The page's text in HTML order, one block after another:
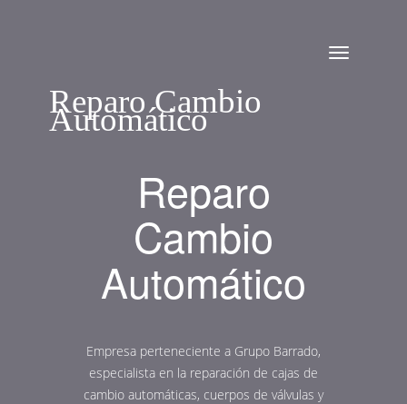
Menu
Reparo Cambio
Automático
Reparo
Cambio
Automático
Empresa perteneciente a Grupo Barrado,
especialista en la reparación de cajas de
cambio automáticas, cuerpos de válvulas y